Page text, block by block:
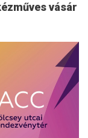
vásár